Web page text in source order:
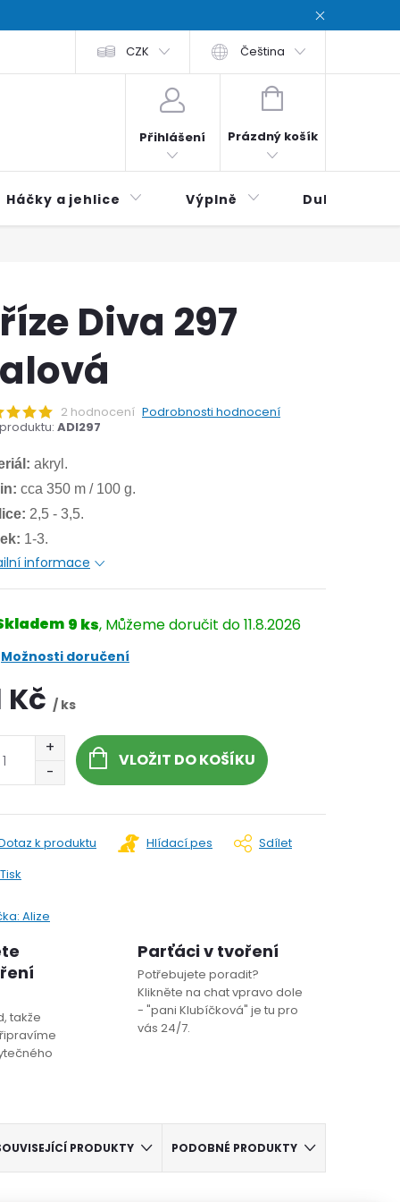
podmínky Zásady ochrana osobních údajů / Privacy
CZK Čeština
Přihlášení
NÁKUPNÍ
Prázdný košík
Háčky a jehlice Výplně Duhová
Diva 297
2 hodnocení Podrobnosti hodnocení
ADI297
akryl.
cca 350 m / 100 g.
2,5 - 3,5.
1-3.
informace
9 ks 11.8.2026
Možnosti doručení
Kč / ks
VLOŽIT DO KOŠÍKU
Tisk
k produktu Hlídací pes Sdílet
Alize
takže
Parťáci v tvoření
Potřebujete poradit?
Klikněte na chat vpravo dole
- "pani Klubíčková" je tu pro
vás 24/7.
PRODUKTY PODOBNÉ PRODUKTY